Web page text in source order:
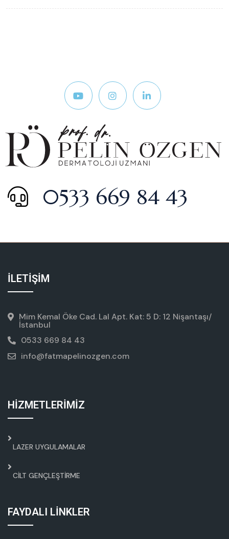
0533 669 84 43
İLETİŞİM
Mim Kemal Öke Cad. Lal Apt. Kat: 5 D: 12 Nişantaşı/
İstanbul
0533 669 84 43
info@fatmapelinozgen.com
HİZMETLERİMİZ
LAZER UYGULAMALAR
CILT GENÇLEŞTIRME
FAYDALI LİNKLER